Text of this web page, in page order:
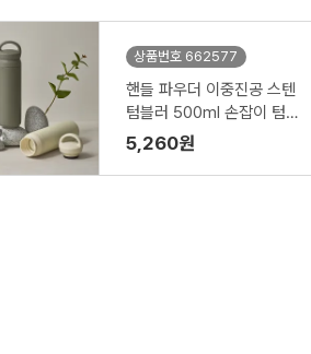
상품번호 662577
핸들 파우더 이중진공 스텐
텀블러 500ml 손잡이 텀블
러
5,260원